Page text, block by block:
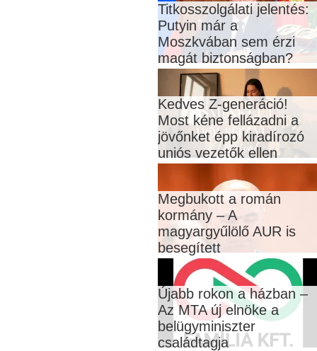
Titkosszolgálati jelentés:
Putyin már a
Moszkvában sem érzi
magát biztonságban?
Kedves Z-generáció!
Most kéne fellázadni a
jövőnket épp kiradírozó
uniós vezetők ellen
Megbukott a román
kormány – A
magyargyűlölő AUR is
besegített
Újabb rokon a házban –
Az MTA új elnöke a
belügyminiszter
családtagja